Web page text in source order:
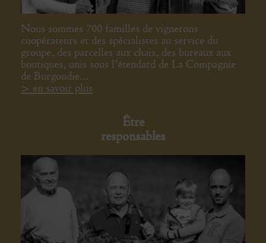
Nous sommes 700 familles de vignerons
coopérateurs et des spécialistes au service du
groupe, des parcelles aux chais, des bureaux aux
boutiques, unis sous l’étendard de La Compagnie
de Burgondie…
> en savoir plus
Être
responsables